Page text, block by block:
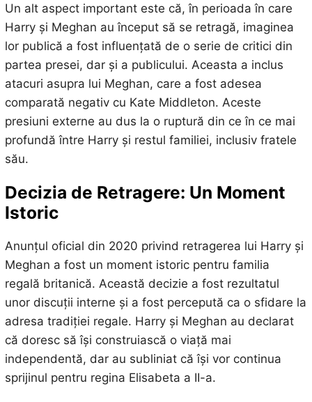
Un alt aspect important este că, în perioada în care
Harry și Meghan au început să se retragă, imaginea
lor publică a fost influențată de o serie de critici din
partea presei, dar și a publicului. Aceasta a inclus
atacuri asupra lui Meghan, care a fost adesea
comparată negativ cu Kate Middleton. Aceste
presiuni externe au dus la o ruptură din ce în ce mai
profundă între Harry și restul familiei, inclusiv fratele
său.
Decizia de Retragere: Un Moment
Istoric
Anunțul oficial din 2020 privind retragerea lui Harry și
Meghan a fost un moment istoric pentru familia
regală britanică. Această decizie a fost rezultatul
unor discuții interne și a fost percepută ca o sfidare la
adresa tradiției regale. Harry și Meghan au declarat
că doresc să își construiască o viață mai
independentă, dar au subliniat că își vor continua
sprijinul pentru regina Elisabeta a II-a.